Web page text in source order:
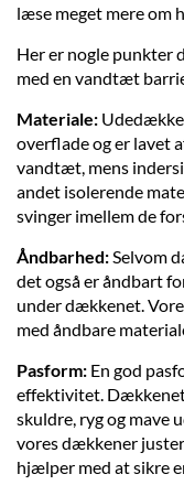
læse meget mere om
Her er nogle punkter
med en vandtæt
Materiale:
overflade og er lavet
vandtæt, mens
andet isolerende
svinger imellem de
Åndbarhed: Selvom
det også er åndbart
under dækkenet.
med åndbare
Pasform: En god
effektivitet.
skuldre, ryg og mave
vores dækkener
hjælper med at sikre